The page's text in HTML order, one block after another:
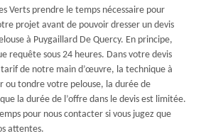
Verts prendre le temps nécessaire pour
projet avant de pouvoir dresser un devis
à Puygaillard De Quercy. En principe,
requête sous 24 heures. Dans votre devis
de notre main d’œuvre, la technique à
ou tondre votre pelouse, la durée de
la durée de l’offre dans le devis est limitée.
pour nous contacter si vous jugez que
attentes.